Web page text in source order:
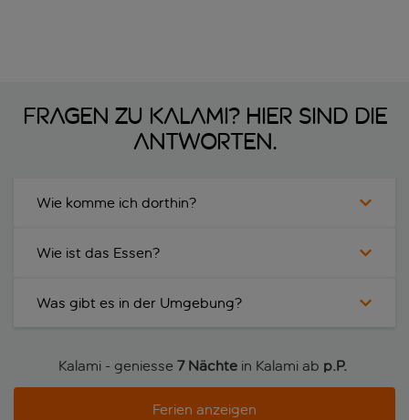
Fragen zu Kalami? Hier sind die
Antworten.
Wie komme ich dorthin?
Wie ist das Essen?
Was gibt es in der Umgebung?
Kalami - geniesse 7 Nächte in Kalami ab p.P.
Ferien anzeigen